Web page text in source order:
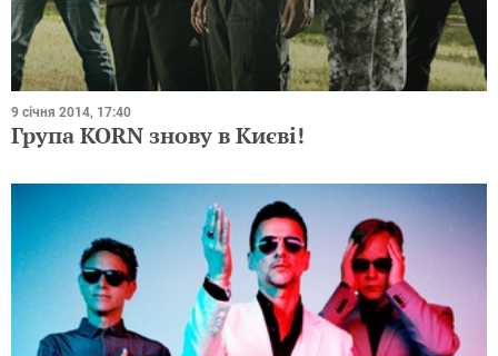
9 січня 2014, 17:40
Група KORN знову в Києві!